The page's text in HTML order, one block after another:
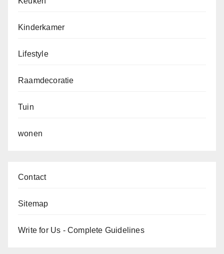
Kinderkamer
Lifestyle
Raamdecoratie
Tuin
wonen
Contact
Sitemap
Write for Us - Complete Guidelines